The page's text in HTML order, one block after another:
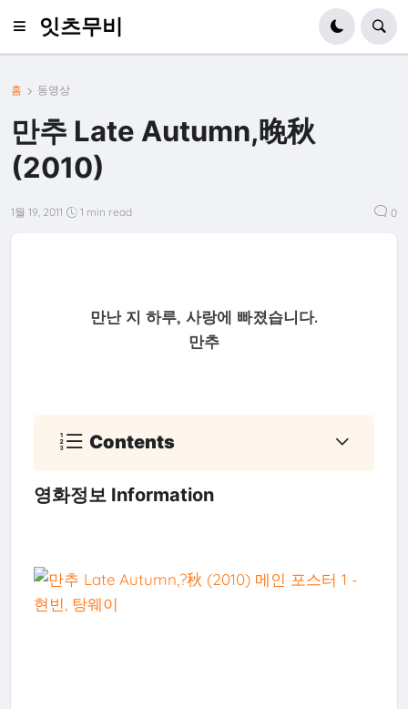
잇츠무비
홈 동영상
만추 Late Autumn,晚秋
(2010)
1월 19, 2011 1 min read 0
만난 지 하루, 사랑에 빠졌습니다.
만추
Contents
영화정보 Information